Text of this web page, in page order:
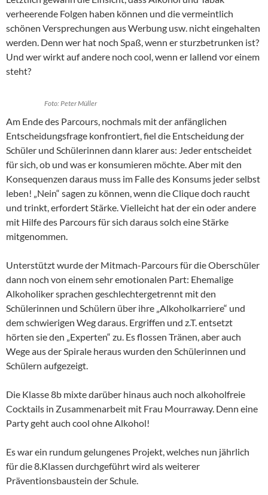
verheerende Folgen haben können und die vermeintlich
schönen Versprechungen aus Werbung usw. nicht eingehalten
werden. Denn wer hat noch Spaß, wenn er sturzbetrunken ist?
Und wer wirkt auf andere noch cool, wenn er lallend vor einem
steht?
Foto: Peter Müller
Am Ende des Parcours, nochmals mit der anfänglichen
Entscheidungsfrage konfrontiert, fiel die Entscheidung der
Schüler und Schülerinnen dann klarer aus: Jeder entscheidet
für sich, ob und was er konsumieren möchte. Aber mit den
Konsequenzen daraus muss im Falle des Konsums jeder selbst
leben! „Nein“ sagen zu können, wenn die Clique doch raucht
und trinkt, erfordert Stärke. Vielleicht hat der ein oder andere
mit Hilfe des Parcours für sich daraus solch eine Stärke
mitgenommen.
Unterstützt wurde der Mitmach-Parcours für die Oberschüler
dann noch von einem sehr emotionalen Part: Ehemalige
Alkoholiker sprachen geschlechtergetrennt mit den
Schülerinnen und Schülern über ihre „Alkoholkarriere“ und
dem schwierigen Weg daraus. Ergriffen und z.T. entsetzt
hörten sie den „Experten“ zu. Es flossen Tränen, aber auch
Wege aus der Spirale heraus wurden den Schülerinnen und
Schülern aufgezeigt.
Die Klasse 8b mixte darüber hinaus auch noch alkoholfreie
Cocktails in Zusammenarbeit mit Frau Mourraway. Denn eine
Party geht auch cool ohne Alkohol!
Es war ein rundum gelungenes Projekt, welches nun jährlich
für die 8.Klassen durchgeführt wird als weiterer
Präventionsbaustein der Schule.